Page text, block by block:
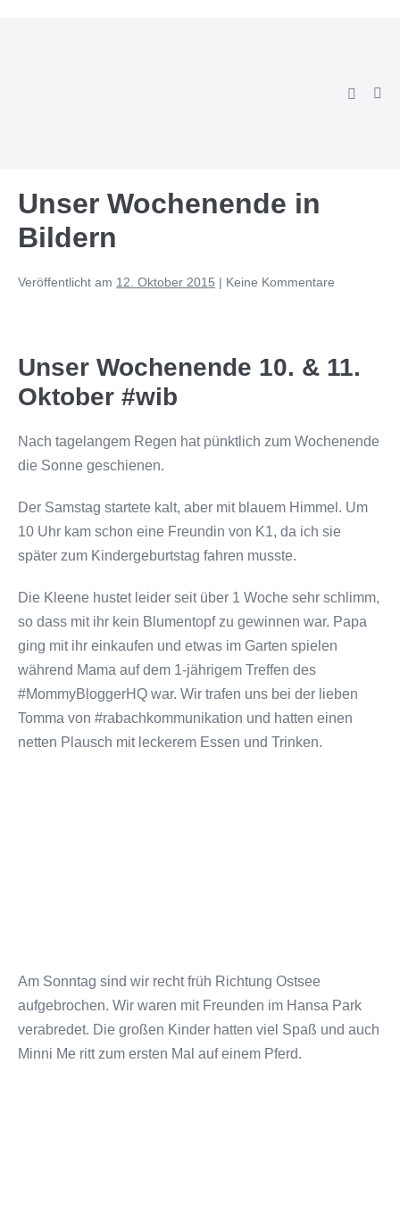
Suche-
Unser Wochenende in
Bildern
Veröffentlicht am 12. Oktober 2015 | Keine Kommentare
Unser Wochenende 10. & 11.
Oktober #wib
Nach tagelangem Regen hat pünktlich zum Wochenende
die Sonne geschienen.
Der Samstag startete kalt, aber mit blauem Himmel. Um
10 Uhr kam schon eine Freundin von K1, da ich sie
später zum Kindergeburtstag fahren musste.
Die Kleene hustet leider seit über 1 Woche sehr schlimm,
so dass mit ihr kein Blumentopf zu gewinnen war. Papa
ging mit ihr einkaufen und etwas im Garten spielen
während Mama auf dem 1-jährigem Treffen des
#MommyBloggerHQ war. Wir trafen uns bei der lieben
Tomma von #rabachkommunikation und hatten einen
netten Plausch mit leckerem Essen und Trinken.
Am Sonntag sind wir recht früh Richtung Ostsee
aufgebrochen. Wir waren mit Freunden im Hansa Park
verabredet. Die großen Kinder hatten viel Spaß und auch
Minni Me ritt zum ersten Mal auf einem Pferd.